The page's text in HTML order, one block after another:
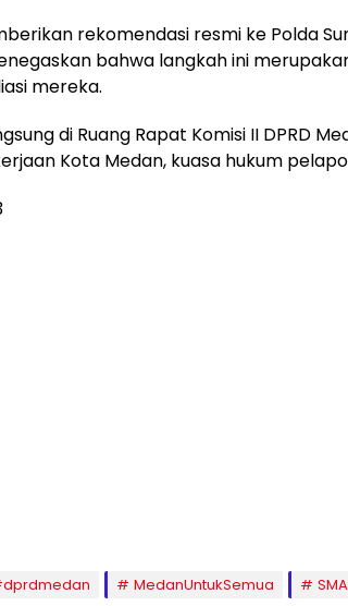
rekomendasi resmi ke Polda
bahwa langkah ini
mereka.
di Ruang Rapat Komisi II DPRD
Kota Medan, kuasa hukum
MedanUntukSemua